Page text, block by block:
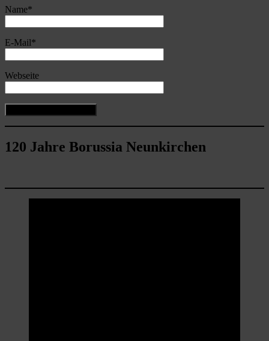
Name*
E-Mail*
Webseite
120 Jahre Borussia Neunkirchen